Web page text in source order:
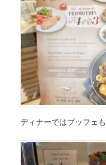
ディナーではブッフェ